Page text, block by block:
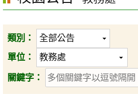
容
類別：
單位：
關鍵字：